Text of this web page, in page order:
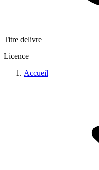
Titre delivre
Licence
Accueil